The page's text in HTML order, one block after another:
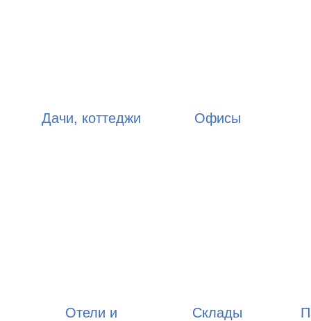
Дачи, коттеджи Офисы
Отели и
Склады